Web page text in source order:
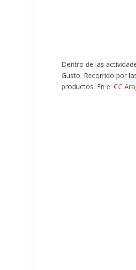
Dentro de las
Gusto. Recorrido por
productos. En el CC